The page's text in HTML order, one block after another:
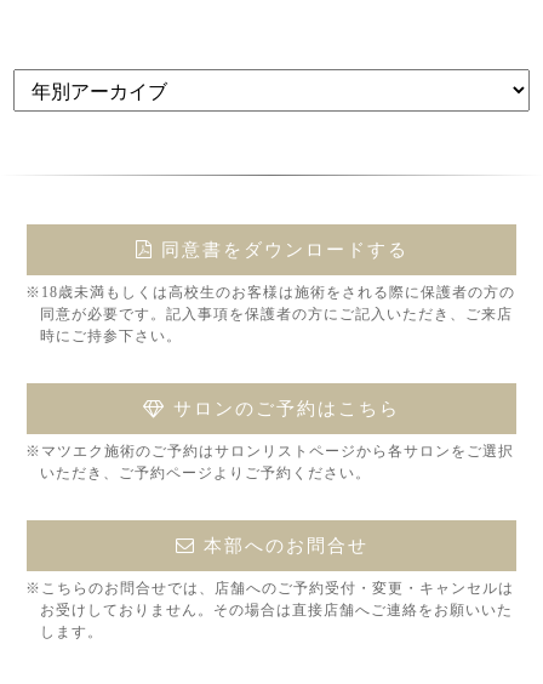
同意書をダウンロードする
※18歳未満もしくは高校生のお客様は施術をされる際に保護者の方の
同意が必要です。記入事項を保護者の方にご記入いただき、ご来店
時にご持参下さい。
サロンのご予約はこちら
※マツエク施術のご予約はサロンリストページから各サロンをご選択
いただき、ご予約ページよりご予約ください。
本部へのお問合せ
※こちらのお問合せでは、店舗へのご予約受付・変更・キャンセルは
お受けしておりません。その場合は直接店舗へご連絡をお願いいた
します。